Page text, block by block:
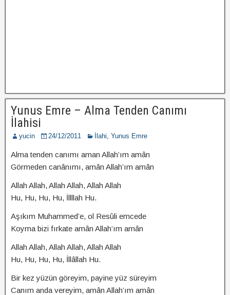
Yunus Emre – Alma Tenden Canımı
İlahisi
yucin 24/12/2011 İlahi, Yunus Emre
Alma tenden canımı aman Allah’ım amân
Görmeden canânımı, amân Allah’ım amân
Allah Allah, Allah Allah, Allah Allah
Hu, Hu, Hu, Hu, İllllah Hu.
Aşıkım Muhammed’e, ol Resûli emcede
Koyma bizi fırkate amân Allah’ım amân
Allah Allah, Allah Allah, Allah Allah
Hu, Hu, Hu, Hu, İllâllah Hu.
Bir kez yüzün göreyim, payine yüz süreyim
Canım anda vereyim, amân Allah’ım amân